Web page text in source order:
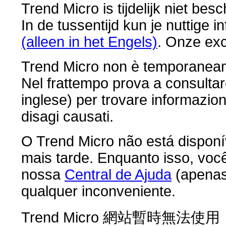
Trend Micro is tijdelijk niet
In de tussentijd kun je nuttige
(alleen in het Engels). Onze
Trend Micro non è
Nel frattempo prova a
inglese) per trovare
disagi causati.
O Trend Micro não está
mais tarde. Enquanto isso,
nossa Central de Ajuda
qualquer inconveniente.
Trend Micro 網站暫時無法使